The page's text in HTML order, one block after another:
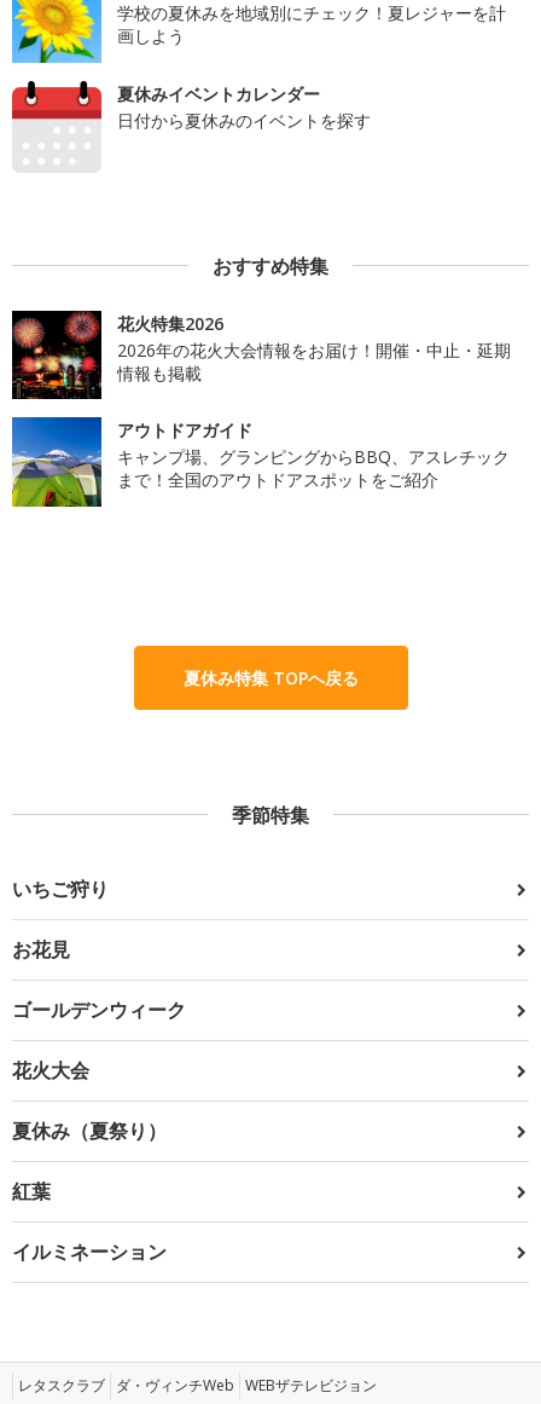
学校の夏休みを地域別にチェック！夏レジャーを計
画しよう
夏休みイベントカレンダー
日付から夏休みのイベントを探す
おすすめ特集
花火特集2026
2026年の花火大会情報をお届け！開催・中止・延期
情報も掲載
アウトドアガイド
キャンプ場、グランピングからBBQ、アスレチック
まで！全国のアウトドアスポットをご紹介
夏休み特集 TOPへ戻る
季節特集
いちご狩り
お花見
ゴールデンウィーク
花火大会
夏休み（夏祭り）
紅葉
イルミネーション
レタスクラブ ダ・ヴィンチWeb WEBザテレビジョン